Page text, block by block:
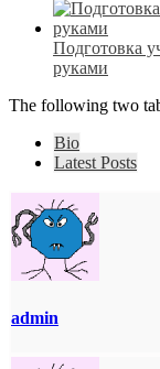
Подготовка
руками
The following two
Bio
Latest Posts
admin